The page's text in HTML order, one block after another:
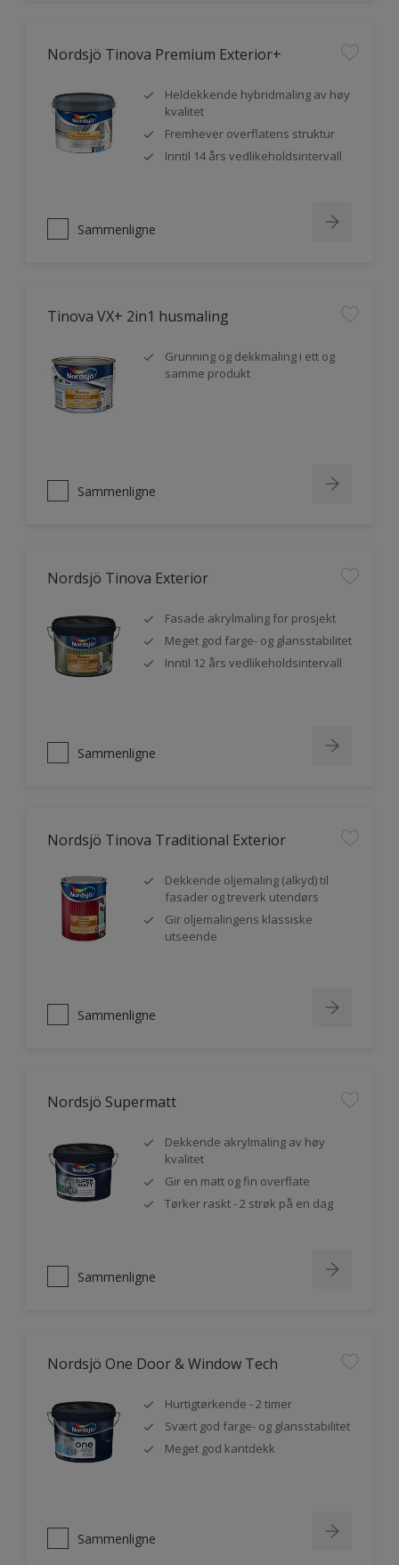
Nordsjö Tinova Premium Exterior+
Heldekkende hybridmaling av høy
kvalitet
Fremhever overflatens struktur
Inntil 14 års vedlikeholdsintervall
Sammenligne
Tinova VX+ 2in1 husmaling
Grunning og dekkmaling i ett og
samme produkt
Sammenligne
Nordsjö Tinova Exterior
Fasade akrylmaling for prosjekt
Meget god farge- og glansstabilitet
Inntil 12 års vedlikeholdsintervall
Sammenligne
Nordsjö Tinova Traditional Exterior
Dekkende oljemaling (alkyd) til
fasader og treverk utendørs
Gir oljemalingens klassiske
utseende
Sammenligne
Nordsjö Supermatt
Dekkende akrylmaling av høy
kvalitet
Gir en matt og fin overflate
Tørker raskt - 2 strøk på en dag
Sammenligne
Nordsjö One Door & Window Tech
Hurtigtørkende - 2 timer
Svært god farge- og glansstabilitet
Meget god kantdekk
Sammenligne